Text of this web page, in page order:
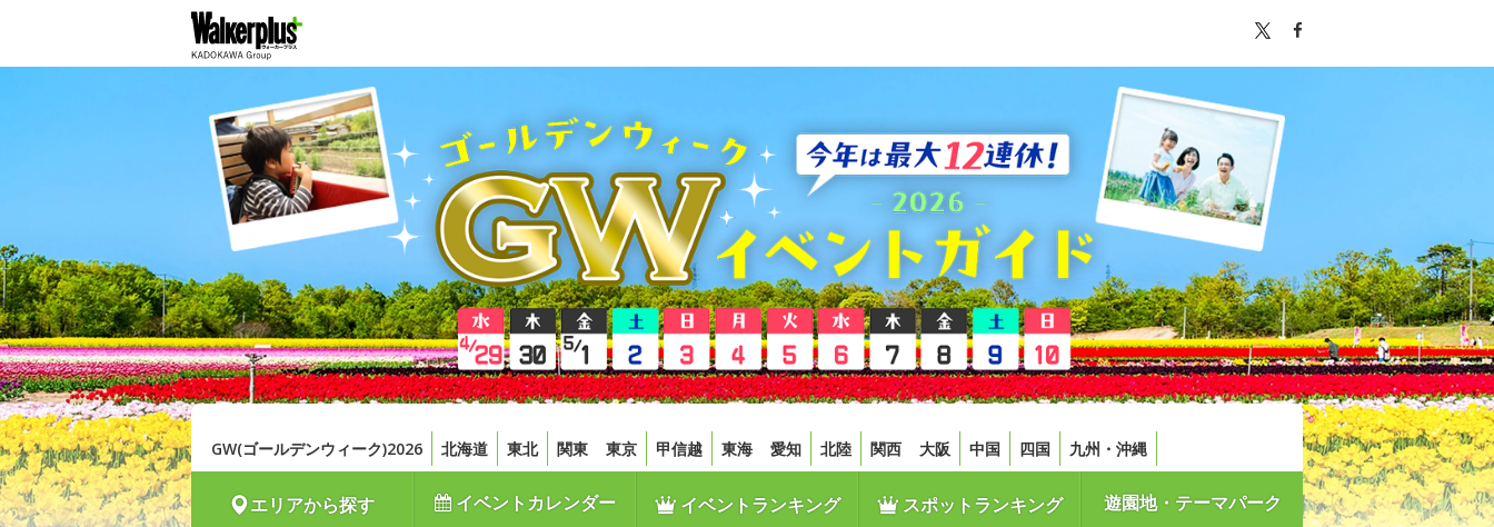
GW(ゴールデンウィーク)2026 北海道 東北 関東 東京 甲信越 東海 愛知 北陸 関西 大阪 中国 四国 九州・沖縄
エリアから探す イベントカレンダー イベントランキング スポットランキング 遊園地・テーマパーク